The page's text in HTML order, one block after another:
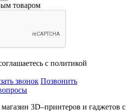
товаром
с политикой
звонок Позвонить
3D–принтеров и гаджетов с